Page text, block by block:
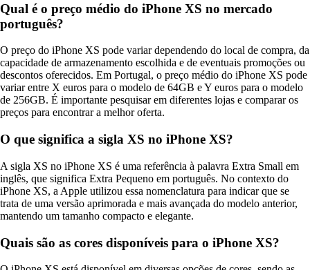
Qual é o preço médio do iPhone XS no mercado
português?
O preço do iPhone XS pode variar dependendo do local de compra, da
capacidade de armazenamento escolhida e de eventuais promoções ou
descontos oferecidos. Em Portugal, o preço médio do iPhone XS pode
variar entre X euros para o modelo de 64GB e Y euros para o modelo
de 256GB. É importante pesquisar em diferentes lojas e comparar os
preços para encontrar a melhor oferta.
O que significa a sigla XS no iPhone XS?
A sigla XS no iPhone XS é uma referência à palavra Extra Small em
inglês, que significa Extra Pequeno em português. No contexto do
iPhone XS, a Apple utilizou essa nomenclatura para indicar que se
trata de uma versão aprimorada e mais avançada do modelo anterior,
mantendo um tamanho compacto e elegante.
Quais são as cores disponíveis para o iPhone XS?